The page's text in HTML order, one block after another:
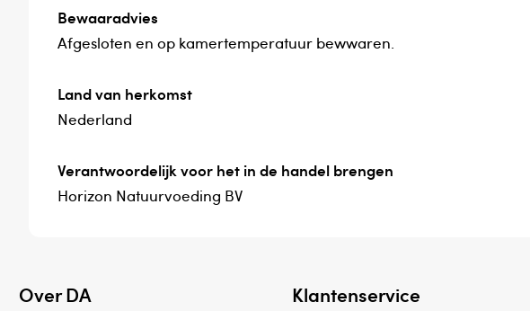
Bewaaradvies
Afgesloten en op kamertemperatuur bewwaren.
Land van herkomst
Nederland
Verantwoordelijk voor het in de handel brengen
Horizon Natuurvoeding BV
Over DA Klantenservice